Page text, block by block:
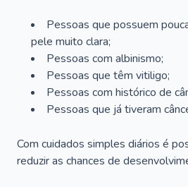
Pessoas que possuem
pele muito clara;
Pessoas com albinismo;
Pessoas que têm vitiligo;
Pessoas com histórico de
Pessoas que já tiveram
Com cuidados simples diários é
reduzir as chances de